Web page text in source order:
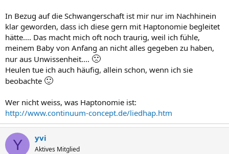
In Bezug auf die Schwangerschaft ist mir nur im Nachhinein
klar geworden, dass ich diese gern mit Haptonomie begleitet
hätte.... Das macht mich oft noch traurig, weil ich fühle,
meinem Baby von Anfang an nicht alles gegeben zu haben,
nur aus Unwissenheit.... 🙁
Heulen tue ich auch häufig, allein schon, wenn ich sie
beobachte 🙂
Wer nicht weiss, was Haptonomie ist:
http://www.continuum-concept.de/liedhap.htm
Y yvi
Aktives Mitglied